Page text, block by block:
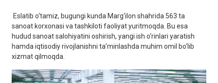
Eslatib o‘tamiz, bugungi kunda Marg‘ilon shahrida 563 ta
sanoat korxonasi va tashkiloti faoliyat yuritmoqda. Bu esa
hudud sanoat salohiyatini oshirish, yangi ish o‘rinlari yaratish
hamda iqtisodiy rivojlanishni ta’minlashda muhim omil bo‘lib
xizmat qilmoqda.